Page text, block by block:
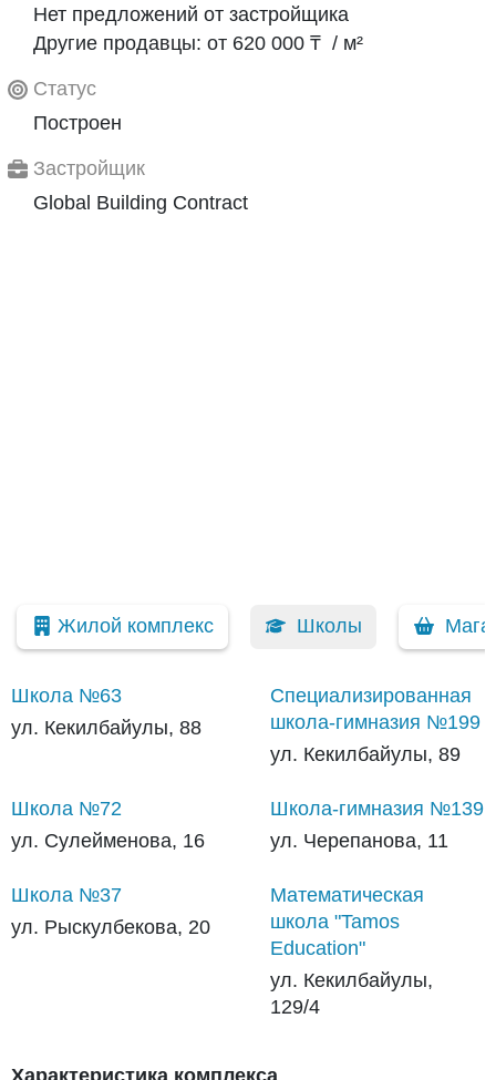
Нет предложений от застройщика
Другие продавцы: от 620 000 ₸ / м²
Статус
Построен
Застройщик
Global Building Contract
Жилой комплекс Школы
Школа №63
ул. Кекилбайулы, 88
Специализированная
школа-гимназия №199
ул. Кекилбайулы, 89
Школа №72
ул. Сулейменова, 16
Школа-гимназия №139
ул. Черепанова, 11
Школа №37
ул. Рыскулбекова, 20
Математическая
школа "Tamos
Education"
ул. Кекилбайулы,
129/4
Характеристика комплекса